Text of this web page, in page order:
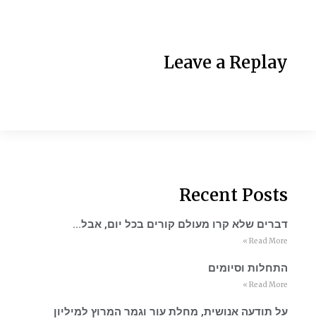
Leave a Replay
Recent Posts
דברים שלא קרו מעולם קורים בכל יום, אבל…
Read More »
התחלות וסיומים
Read More »
על תודעה אנושית, מחלת עור וגמר המרוץ למיליון